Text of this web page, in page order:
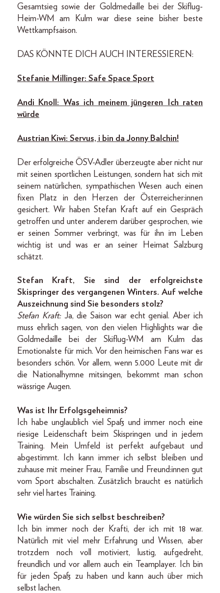
Gesamtsieg sowie der Goldmedaille bei der Skiflug-
Heim-WM am Kulm war diese seine bisher beste
Wettkampfsaison.
DAS KÖNNTE DICH AUCH INTERESSIEREN:
Stefanie Millinger: Safe Space Sport
Andi Knoll: Was ich meinem jüngeren Ich raten
würde
Austrian Kiwi: Servus, i bin da Jonny Balchin!
Der erfolgreiche ÖSV-Adler überzeugte aber nicht nur
mit seinen sportlichen Leistungen, sondern hat sich mit
seinem natürlichen, sympathischen Wesen auch einen
fixen Platz in den Herzen der Österreicher:innen
gesichert. Wir haben Stefan Kraft auf ein Gespräch
getroffen und unter anderem darüber gesprochen, wie
er seinen Sommer verbringt, was für ihn im Leben
wichtig ist und was er an seiner Heimat Salzburg
schätzt.
Stefan Kraft, Sie sind der erfolgreichste
Skispringer des vergangenen Winters. Auf welche
Auszeichnung sind Sie besonders stolz?
Stefan Kraft: Ja, die Saison war echt genial. Aber ich
muss ehrlich sagen, von den vielen Highlights war die
Goldmedaille bei der Skiflug-WM am Kulm das
Emotionalste für mich. Vor den heimischen Fans war es
besonders schön. Vor allem, wenn 5.000 Leute mit dir
die Nationalhymne mitsingen, bekommt man schon
wässrige Augen.
Was ist Ihr Erfolgsgeheimnis?
Ich habe unglaublich viel Spaß und immer noch eine
riesige Leidenschaft beim Skispringen und in jedem
Training. Mein Umfeld ist perfekt aufgebaut und
abgestimmt. Ich kann immer ich selbst bleiben und
zuhause mit meiner Frau, Familie und Freund:innen gut
vom Sport abschalten. Zusätzlich braucht es natürlich
sehr viel hartes Training.
Wie würden Sie sich selbst beschreiben?
Ich bin immer noch der Krafti, der ich mit 18 war.
Natürlich mit viel mehr Erfahrung und Wissen, aber
trotzdem noch voll motiviert, lustig, aufgedreht,
freundlich und vor allem auch ein Teamplayer. Ich bin
für jeden Spaß zu haben und kann auch über mich
selbst lachen.